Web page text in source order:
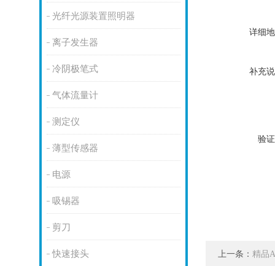
光纤光源装置照明器
离子发生器
冷阴极笔式
气体流量计
测定仪
薄型传感器
电源
吸锡器
剪刀
快速接头
详细
补充
验
上一条： 精品